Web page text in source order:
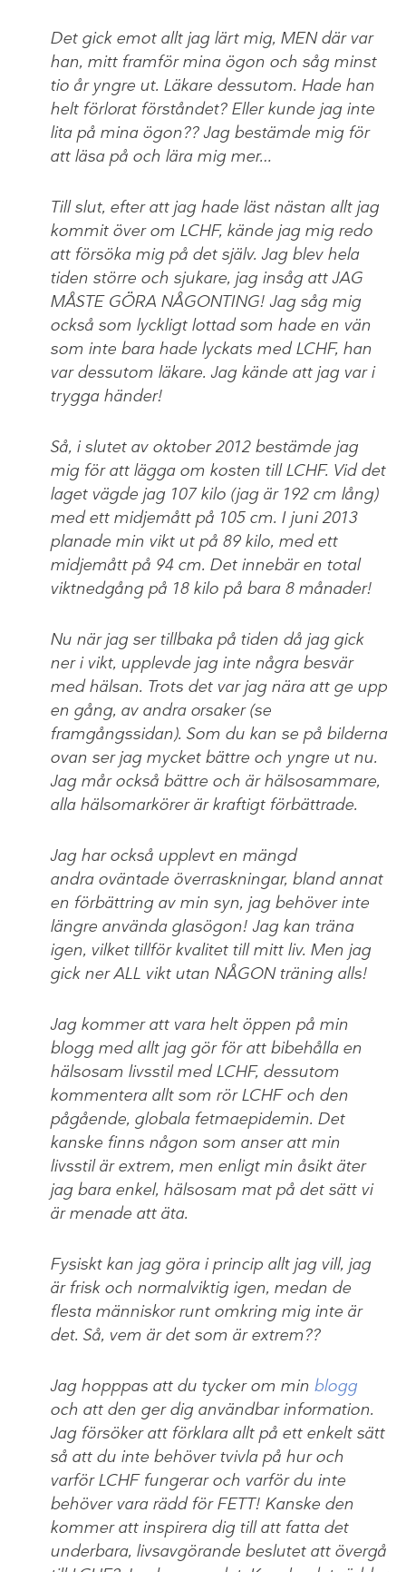
Det gick emot allt jag lärt mig, MEN där var
han, mitt framför mina ögon och såg minst
tio år yngre ut. Läkare dessutom. Hade han
helt förlorat förståndet? Eller kunde jag inte
lita på mina ögon?? Jag bestämde mig för
att läsa på och lära mig mer…
Till slut, efter att jag hade läst nästan allt jag
kommit över om LCHF, kände jag mig redo
att försöka mig på det själv. Jag blev hela
tiden större och sjukare, jag insåg att JAG
MÅSTE GÖRA NÅGONTING! Jag såg mig
också som lyckligt lottad som hade en vän
som inte bara hade lyckats med LCHF, han
var dessutom läkare. Jag kände att jag var i
trygga händer!
Så, i slutet av oktober 2012 bestämde jag
mig för att lägga om kosten till LCHF. Vid det
laget vägde jag 107 kilo (jag är 192 cm lång)
med ett midjemått på 105 cm. I juni 2013
planade min vikt ut på 89 kilo, med ett
midjemått på 94 cm. Det innebär en total
viktnedgång på 18 kilo på bara 8 månader!
Nu när jag ser tillbaka på tiden då jag gick
ner i vikt, upplevde jag inte några besvär
med hälsan. Trots det var jag nära att ge upp
en gång, av andra orsaker (se
framgångssidan). Som du kan se på bilderna
ovan ser jag mycket bättre och yngre ut nu.
Jag mår också bättre och är hälsosammare,
alla hälsomarkörer är kraftigt förbättrade.
Jag har också upplevt en mängd
andra oväntade överraskningar, bland annat
en förbättring av min syn, jag behöver inte
längre använda glasögon! Jag kan träna
igen, vilket tillför kvalitet till mitt liv. Men jag
gick ner ALL vikt utan NÅGON träning alls!
Jag kommer att vara helt öppen på min
blogg med allt jag gör för att bibehålla en
hälsosam livsstil med LCHF, dessutom
kommentera allt som rör LCHF och den
pågående, globala fetmaepidemin. Det
kanske finns någon som anser att min
livsstil är extrem, men enligt min åsikt äter
jag bara enkel, hälsosam mat på det sätt vi
är menade att äta.
Fysiskt kan jag göra i princip allt jag vill, jag
är frisk och normalviktig igen, medan de
flesta människor runt omkring mig inte är
det. Så, vem är det som är extrem??
Jag hopppas att du tycker om min blogg
och att den ger dig användbar information.
Jag försöker att förklara allt på ett enkelt sätt
så att du inte behöver tvivla på hur och
varför LCHF fungerar och varför du inte
behöver vara rädd för FETT! Kanske den
kommer att inspirera dig till att fatta det
underbara, livsavgörande beslutet att övergå